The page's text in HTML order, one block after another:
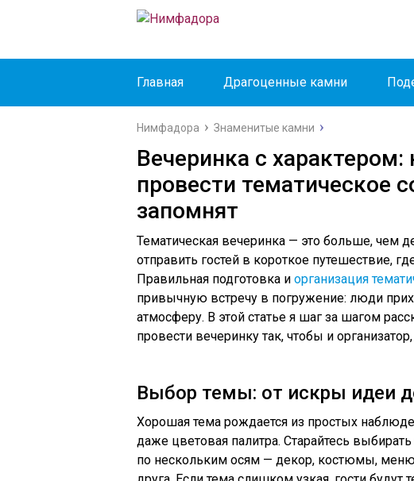
Главная Драгоценные камни
Нимфадора Знаменитые камни
Вечеринка с
провести тематическое
запомнят
Тематическая вечеринка — это больше, чем
отправить гостей в короткое путешествие,
Правильная подготовка и организация
привычную встречу в погружение: люди
атмосферу. В этой статье я шаг за шагом
провести вечеринку так, чтобы и
Выбор темы: от искры идеи
Хорошая тема рождается из простых
даже цветовая палитра. Старайтесь
по нескольким осям — декор, костюмы,